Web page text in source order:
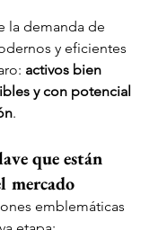
la demanda de
y eficientes
activos bien
y con potencial
.
que están
mercado
emblemáticas